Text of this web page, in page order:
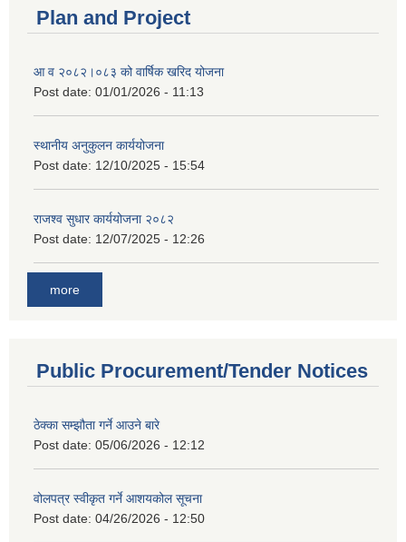
Plan and Project
आ व २०८२।०८३ को वार्षिक खरिद योजना
Post date: 01/01/2026 - 11:13
स्थानीय अनुकुलन कार्ययोजना
Post date: 12/10/2025 - 15:54
राजश्व सुधार कार्ययोजना २०८२
Post date: 12/07/2025 - 12:26
more
Public Procurement/Tender Notices
ठेक्का सम्झौता गर्ने आउने बारे
Post date: 05/06/2026 - 12:12
वोलपत्र स्वीकृत गर्ने आशयकोल सूचना
Post date: 04/26/2026 - 12:50